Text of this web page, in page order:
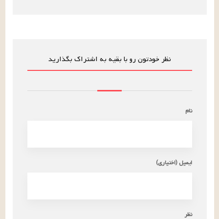
نظر خودتون رو با بقیه به اشتراک بگذارید
نام
ایمیل (اختیاری)
نظر